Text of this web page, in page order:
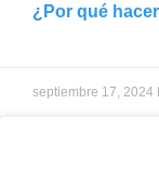
¿Por qué
septiembre 17, 2024